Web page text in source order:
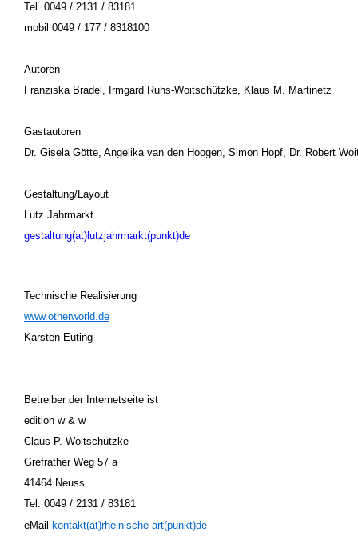
Tel. 0049 / 2131 / 83181
mobil 0049 / 177 / 8318100
Autoren
Franziska Bradel, Irmgard Ruhs-Woitschützke, Klaus M. Martinetz
Gastautoren
Dr. Gisela Götte, Angelika van den Hoogen, Simon Hopf, Dr. Robert
Gestaltung/Layout
Lutz Jahrmarkt
gestaltung(at)lutzjahrmarkt(punkt)de
Technische Realisierung
www.otherworld.de
Karsten Euting
Betreiber der Internetseite ist
edition w & w
Claus P. Woitschützke
Grefrather Weg 57 a
41464 Neuss
Tel. 0049 / 2131 / 83181
eMail
kontakt(at)rheinische-art(punkt)de